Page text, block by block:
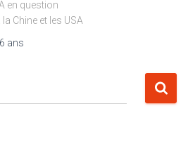
en question
la Chine et les USA
6 ans